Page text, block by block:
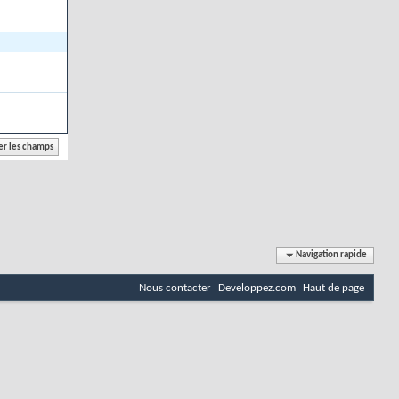
Navigation rapide
Nous contacter Developpez.com Haut de page